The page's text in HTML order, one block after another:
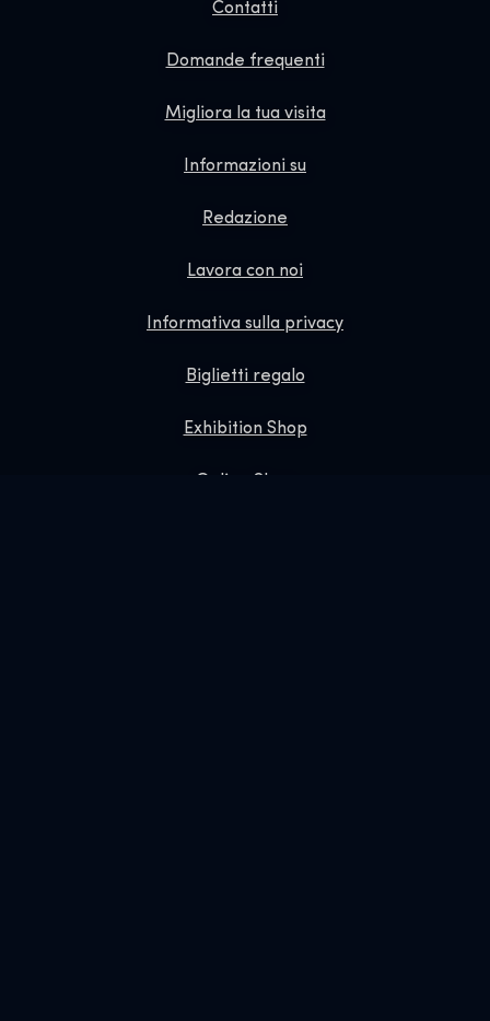
Contatti
Domande frequenti
Migliora la tua visita
Informazioni su
Redazione
Lavora con noi
Informativa sulla privacy
Biglietti regalo
Exhibition Shop